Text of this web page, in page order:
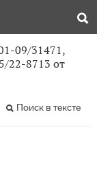
09/31471,
22-8713 от
Поиск в тексте